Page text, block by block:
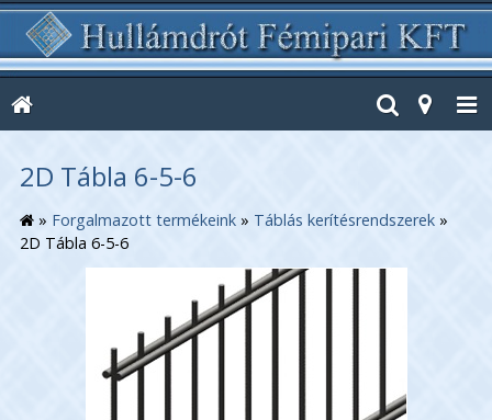
2D Tábla 6-5-6
» Forgalmazott termékeink » Táblás kerítésrendszerek »
2D Tábla 6-5-6